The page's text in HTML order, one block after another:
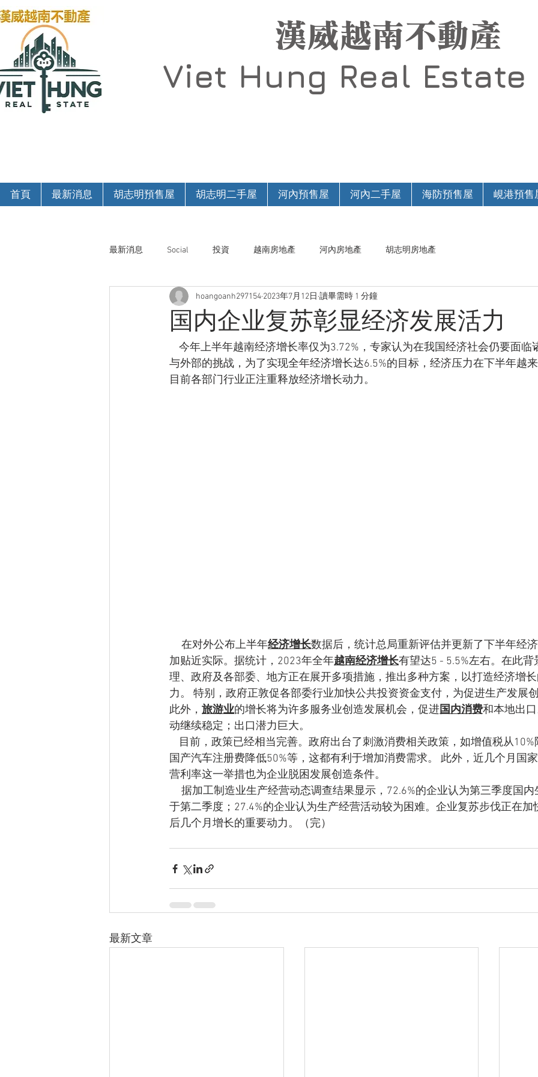
漢威越南不動產
Viet Hung Real Estate
首頁 最新消息 胡志明預售屋 胡志明二手屋 河內預售屋 河內二手屋 海防預售屋 峴港預售
最新消息 Social 投資 越南房地產 河內房地產 胡志明房地產
国内企业复苏彰显经济发展活力
hoangoanh297154 2023年7月12日 讀畢需時 1 分鐘
与外部的挑战，为了实现全年经济增长达6.5%的目标，经济压力在下半年越
目前各部门行业正注重释放经济增长动力。
     在对外公布上半年
经济增长数据后，统计总局重新评估并更新了下半年经
加贴近实际。据统计，2023年全年越南经济增长有望达5 - 5.5%左右。在此
理、政府及各部委、地方正在展开多项措施，推出多种方案，以打造经济增
力。 特别，政府正敦促各部委行业加快公共投资资金支付，为促进生产发展
此外， 旅游业的增长将为许多服务业创造发展机会，促进国内消费和本地出
动继续稳定；出口潜力巨大。
国产汽车注册费降低50%等，这都有利于增加消费需求。 此外，近几个月国
营利率这一举措也为企业脱困发展创造条件。
于第二季度；27.4%的企业认为生产经营活动较为困难。企业复苏步伐正在加
后几个月增长的重要动力。（完）
最新文章